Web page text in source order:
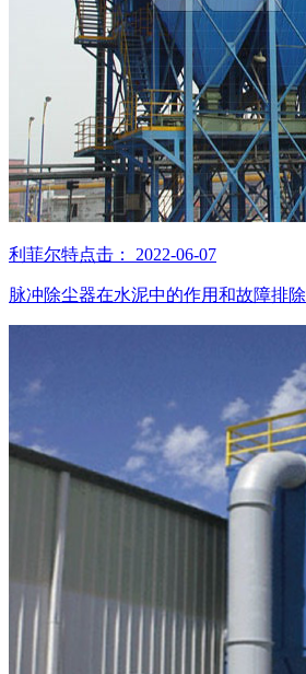
利菲尔特点击： 2022-06-07
脉冲除尘器在水泥中的作用和故障排除